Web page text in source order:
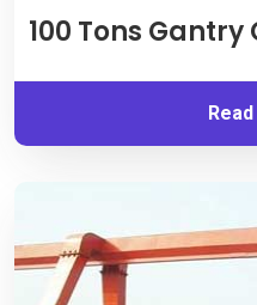
100 Tons Gantry